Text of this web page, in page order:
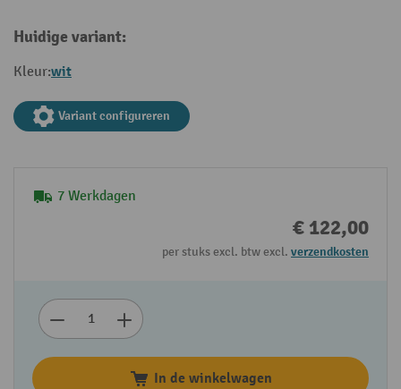
Huidige variant:
Kleur:wit
Variant configureren
7 Werkdagen
€ 122,00
per stuks excl. btw excl. verzendkosten
In de winkelwagen